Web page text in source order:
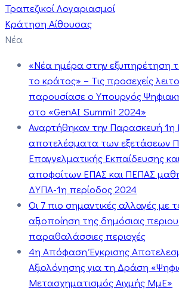
Τραπεζικοί Λογαριασμοί
Κράτηση Αίθουσας
Νέα
«Νέα ημέρα στην εξυπηρέτηση
το κράτος» – Τις προσεχείς
παρουσίασε ο Υπουργός
στο «GenAI Summit 2024»
Αναρτήθηκαν την Παρασκευή 1η
αποτελέσματα των εξετάσεων
Επαγγελματικής Εκπαίδευσης
αποφοίτων ΕΠΑΣ και ΠΕΠΑΣ
ΔΥΠΑ-1η περίοδος 2024
Οι 7 πιο σημαντικές αλλαγές με
αξιοποίηση της δημόσιας
παραθαλάσσιες περιοχές
4η Απόφαση Έγκρισης
Αξιολόγησης για τη Δράση
Μετασχηματισμός Αιχμής ΜμΕ»